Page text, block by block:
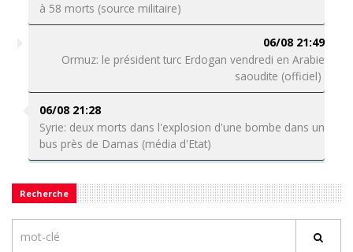
à 58 morts (source militaire)
06/08 21:49
Ormuz: le président turc Erdogan vendredi en Arabie
saoudite (officiel)
06/08 21:28
Syrie: deux morts dans l'explosion d'une bombe dans un
bus près de Damas (média d'Etat)
Recherche